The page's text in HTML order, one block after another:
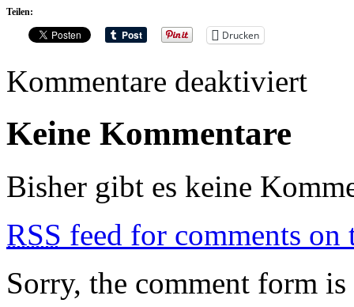
Teilen:
Drucken
Kommentare deaktiviert
Keine Kommentare
Bisher gibt es keine
RSS feed for comments on
Sorry, the comment form